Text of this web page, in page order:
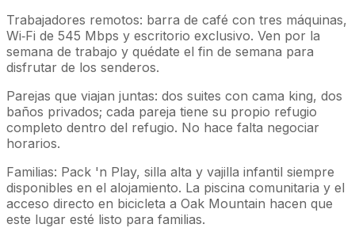
Trabajadores remotos: barra de café con tres máquinas,
Wi‑Fi de 545 Mbps y escritorio exclusivo. Ven por la
semana de trabajo y quédate el fin de semana para
disfrutar de los senderos.
Parejas que viajan juntas: dos suites con cama king, dos
baños privados; cada pareja tiene su propio refugio
completo dentro del refugio. No hace falta negociar
horarios.
Familias: Pack 'n Play, silla alta y vajilla infantil siempre
disponibles en el alojamiento. La piscina comunitaria y el
acceso directo en bicicleta a Oak Mountain hacen que
este lugar esté listo para familias.